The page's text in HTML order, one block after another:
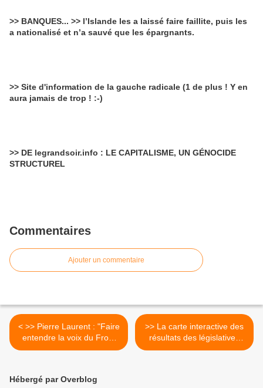
>> BANQUES... >> l’Islande les a laissé faire faillite, puis les
a nationalisé et n’a sauvé que les épargnants.
>> Site d'information de la gauche radicale (1 de plus ! Y en
aura jamais de trop ! :-)
>> DE legrandsoir.info : LE CAPITALISME, UN GÉNOCIDE
STRUCTUREL
Commentaires
Ajouter un commentaire
< >> Pierre Laurent : "Faire
entendre la voix du Front
de gauche"
>> La carte interactive des
résultats des législatives
2012 >
Hébergé par Overblog